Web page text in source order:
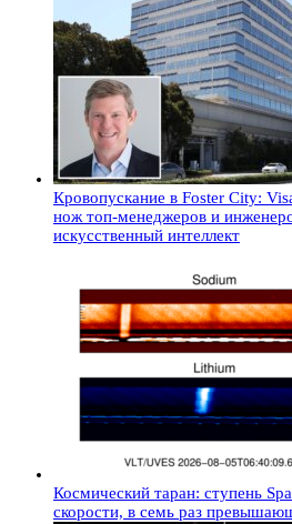
Кровопускание в Foster City:
нож топ-менеджеров и
искусственный интеллект
Космический таран: ступень
скорости, в семь раз